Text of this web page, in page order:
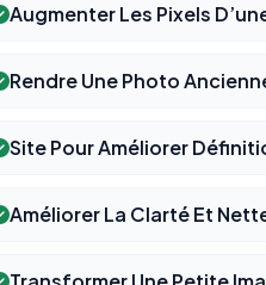
Augmenter Les Pixels
Rendre Une Photo
Site Pour Améliorer
Améliorer La Clarté Et
pas